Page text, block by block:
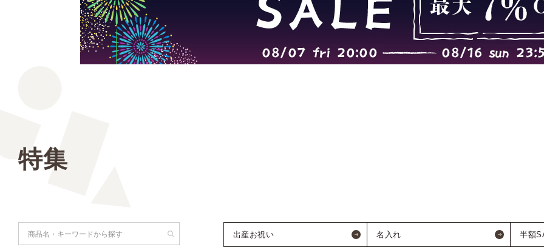
特集
出産お祝い 名入れ 半額